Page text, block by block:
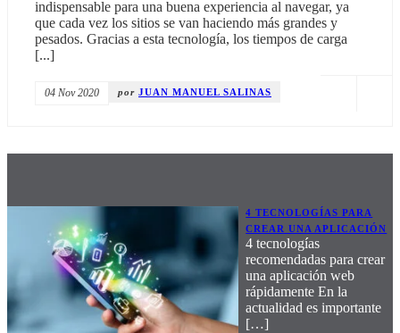
indispensable para una buena experiencia al navegar, ya
que cada vez los sitios se van haciendo más grandes y
pesados. Gracias a esta tecnología, los tiempos de carga
[...]
04 Nov 2020 por JUAN MANUEL SALINAS
4 TECNOLOGÍAS PARA
CREAR UNA APLICACIÓN
4 tecnologías
recomendadas para crear
una aplicación web
rápidamente En la
actualidad es importante
[…]